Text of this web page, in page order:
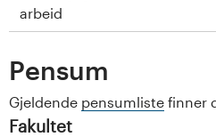
arbeid
Pensum
Gjeldende pensumliste finner
Fakultet